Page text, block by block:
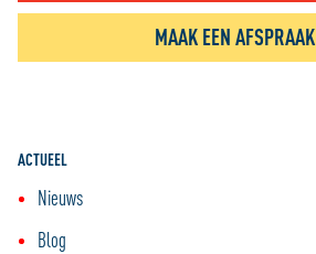
MAAK EEN AFSPRAAK
ACTUEEL
Nieuws
Blog